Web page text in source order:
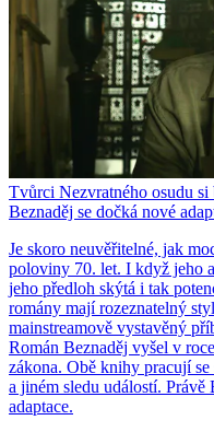
Tvůrci Nezvratného osudu
Beznaděj se dočká nové
Je skoro neuvěřitelné, jak
poloviny 70. let. I když jeho
jeho předloh skýtá i tak
romány mají rozeznatelný
mainstreamově vystavěný
Román Beznaděj vyšel v
zákona. Obě knihy pracují
a jiném sledu událostí.
adaptace.